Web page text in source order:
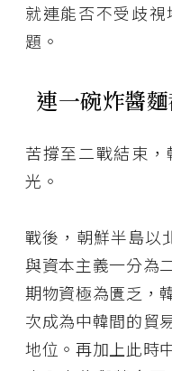
就連能否不受歧
題。
連一碗炸醬
苦撐至二戰結束
光。
戰後，朝鮮半島以
與資本主義一分為
期物資極為匱乏，
次成為中韓間的貿
地位。再加上此時